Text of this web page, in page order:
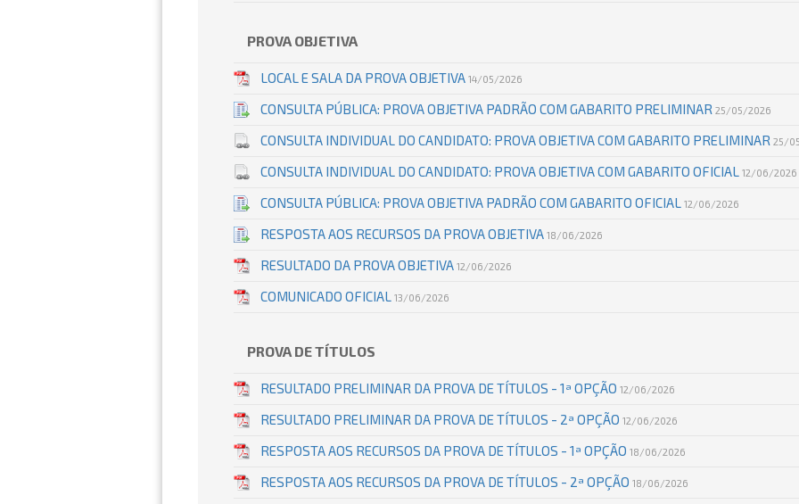
PROVA OBJETIVA
LOCAL E SALA DA PROVA OBJETIVA 14/05/2026
CONSULTA PÚBLICA: PROVA OBJETIVA PADRÃO COM GABARITO PRELIMINAR 25/05/2026
CONSULTA INDIVIDUAL DO CANDIDATO: PROVA OBJETIVA COM GABARITO PRELIMINAR 25/
CONSULTA INDIVIDUAL DO CANDIDATO: PROVA OBJETIVA COM GABARITO OFICIAL 12/06/2026
CONSULTA PÚBLICA: PROVA OBJETIVA PADRÃO COM GABARITO OFICIAL 12/06/2026
RESPOSTA AOS RECURSOS DA PROVA OBJETIVA 18/06/2026
RESULTADO DA PROVA OBJETIVA 12/06/2026
COMUNICADO OFICIAL 13/06/2026
PROVA DE TÍTULOS
RESULTADO PRELIMINAR DA PROVA DE TÍTULOS - 1ª OPÇÃO 12/06/2026
RESULTADO PRELIMINAR DA PROVA DE TÍTULOS - 2ª OPÇÃO 12/06/2026
RESPOSTA AOS RECURSOS DA PROVA DE TÍTULOS - 1ª OPÇÃO 18/06/2026
RESPOSTA AOS RECURSOS DA PROVA DE TÍTULOS - 2ª OPÇÃO 18/06/2026